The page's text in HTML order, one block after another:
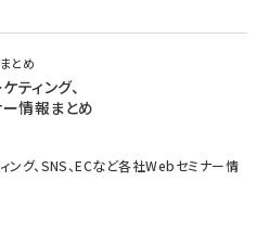
とめ
ティング、
情報まとめ
グ、SNS、ECなど各社Webセミナー情